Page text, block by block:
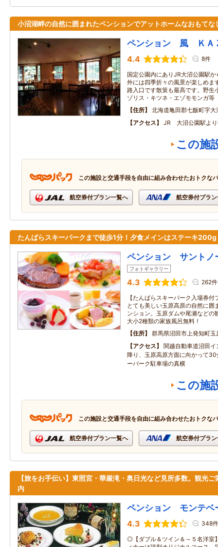
小沼湖畔の自然に囲まれたペンションでアットホームなおもてな
ペンション 風 ＫＡ
4.4 8件
国定公園内にありJR大沼公園駅
外には四季折々の風景が楽しめま
路入口です散策も最高です。野生
ゾリス・キツネ・エゾモモンガ等
住所
北海道亀田郡七飯町字大
アクセス
JR 大沼公園駅より
この施
この施設と交通手段を自由に組み合わせたおトクな
航空券付プラン一覧へ 航空券付プラ
たんばらスキーパークまで徒歩1分！夕食メインはステーキ200g
ペンション サントノ
フォトギャラリー
4.3 262件
【たんばらスキーパーク入場券
とても美しい玉原高原の自然に囲
ンション。玉原ダムや尾瀬などの
大小2種類の家族風呂無料！
住所
群馬県沼田市上発知町玉
アクセス
関越自動車道沼田
降り、玉原高原方面に向かって
ーパーク駐車場の真横
この施
この施設と交通手段を自由に組み合わせたおトクな
航空券付プラン一覧へ 航空券付プラ
【旅をお手伝い】東照宮・華厳滝・奥日光など見所多数。観光ご
内
ペンション モンテベ
4.3 348件
◎【ダブル＆ツイン＆～５名洋室